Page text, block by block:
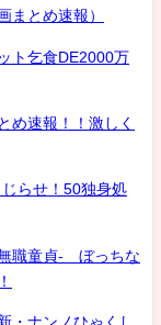
とめ速報）
ト乞食DE2000万
め速報！！激しく
らせ！50独身処
職童貞- ぼっちな
・ナンノひゃくし